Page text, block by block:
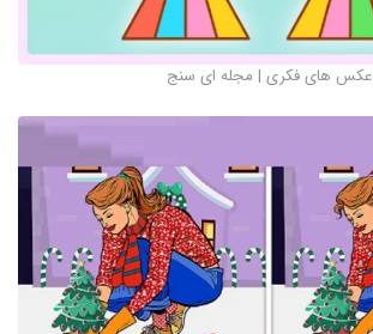
عکس های فکری | مجله ای سنج